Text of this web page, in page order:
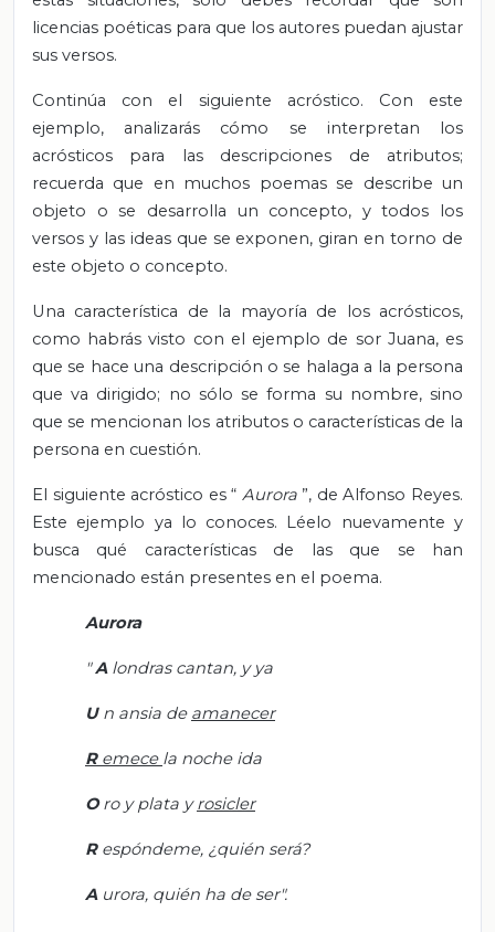
licencias poéticas para que los autores puedan ajustar
sus versos.
Continúa con el siguiente acróstico. Con este
ejemplo, analizarás cómo se interpretan los
acrósticos para las descripciones de atributos;
recuerda que en muchos poemas se describe un
objeto o se desarrolla un concepto, y todos los
versos y las ideas que se exponen, giran en torno de
este objeto o concepto.
Una característica de la mayoría de los acrósticos,
como habrás visto con el ejemplo de sor Juana, es
que se hace una descripción o se halaga a la persona
que va dirigido; no sólo se forma su nombre, sino
que se mencionan los atributos o características de la
persona en cuestión.
El siguiente acróstico es “ Aurora ”, de Alfonso Reyes.
Este ejemplo ya lo conoces. Léelo nuevamente y
busca qué características de las que se han
mencionado están presentes en el poema.
Aurora
"A londras cantan, y ya
U n ansia de amanecer
R emece la noche ida
Oro y plata yrosicler
R espóndeme, ¿quién será?
A urora, quién ha de ser".